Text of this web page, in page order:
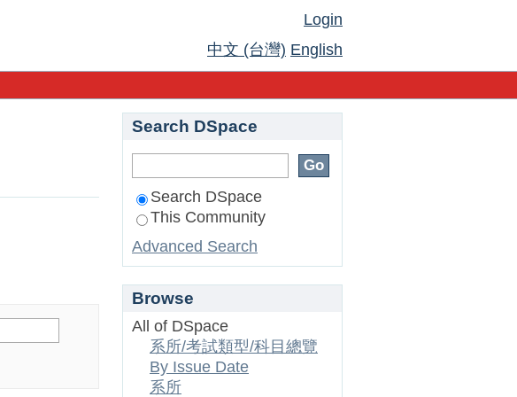
Login
中文 (台灣) English
Search DSpace
Search DSpace
This Community
Advanced Search
Browse
All of DSpace
系所/考試類型/科目總覽
By Issue Date
系所